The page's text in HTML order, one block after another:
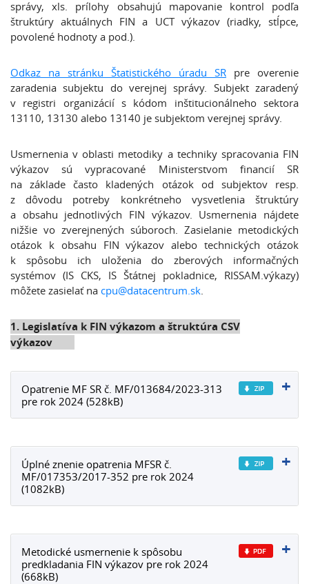
správy, xls. prílohy obsahujú mapovanie kontrol podľa
štruktúry aktuálnych FIN a UCT výkazov (riadky, stĺpce,
povolené hodnoty a pod.).
Odkaz na stránku Štatistického úradu SR pre overenie
zaradenia subjektu do verejnej správy. Subjekt zaradený
v registri organizácií s kódom inštitucionálneho sektora
13110, 13130 alebo 13140 je subjektom verejnej správy.
Usmernenia v oblasti metodiky a techniky spracovania FIN
výkazov sú vypracované Ministerstvom financií SR
na základe často kladených otázok od subjektov resp.
z dôvodu potreby konkrétneho vysvetlenia štruktúry
a obsahu jednotlivých FIN výkazov. Usmernenia nájdete
nižšie vo zverejnených súboroch. Zasielanie metodických
otázok k obsahu FIN výkazov alebo technických otázok
k spôsobu ich uloženia do zberových informačných
systémov (IS CKS, IS Štátnej pokladnice, RISSAM.výkazy)
môžete zasielať na cpu@datacentrum.sk.
1. Legislatíva k FIN výkazom a štruktúra CSV
výkazov
Opatrenie MF SR č. MF/013684/2023-313
pre rok 2024 (528kB)
Úplné znenie opatrenia MFSR č.
MF/017353/2017-352 pre rok 2024
(1082kB)
Metodické usmernenie k spôsobu
predkladania FIN výkazov pre rok 2024
(668kB)